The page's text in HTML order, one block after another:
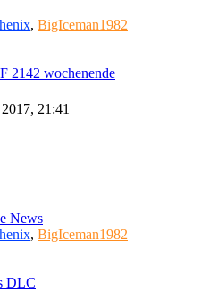
, BigIceman1982
2142 wochenende
21:41
News
, BigIceman1982
DLC